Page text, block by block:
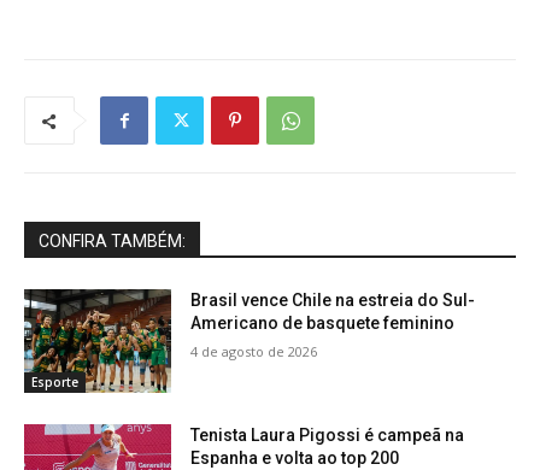
CONFIRA TAMBÉM:
Esporte
Brasil vence Chile na estreia do Sul-
Americano de basquete feminino
4 de agosto de 2026
Tenista Laura Pigossi é campeã na
Espanha e volta ao top 200